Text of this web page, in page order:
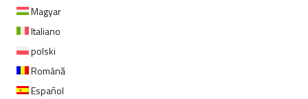
Magyar
Italiano
polski
Română
Español